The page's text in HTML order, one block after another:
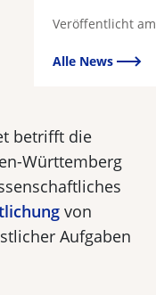
Veröffentlicht am
Alle News
betrifft die
Württemberg
von
Aufgaben